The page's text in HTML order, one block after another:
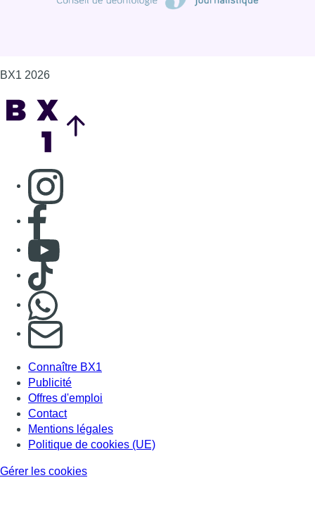
BX1 2026
Consulter page Instagram
Consulter page Facebook
Consulter Youtube
Consulter TikTok
S'abonner à notre newsletter
Connaître BX1
Publicité
Offres d'emploi
Contact
Mentions légales
Politique de cookies (UE)
Gérer les cookies